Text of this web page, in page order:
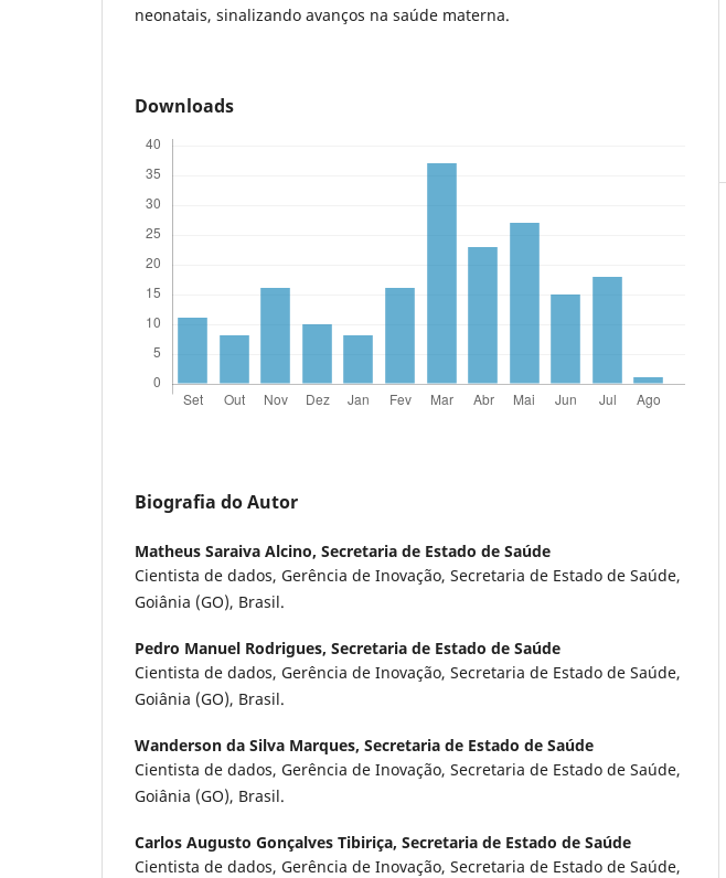
neonatais, sinalizando avanços na saúde materna.
Downloads
Biografia do Autor
Matheus Saraiva Alcino, Secretaria de Estado de Saúde
Cientista de dados, Gerência de Inovação, Secretaria de Estado de Saúde,
Goiânia (GO), Brasil.
Pedro Manuel Rodrigues, Secretaria de Estado de Saúde
Cientista de dados, Gerência de Inovação, Secretaria de Estado de Saúde,
Goiânia (GO), Brasil.
Wanderson da Silva Marques, Secretaria de Estado de Saúde
Cientista de dados, Gerência de Inovação, Secretaria de Estado de Saúde,
Goiânia (GO), Brasil.
Carlos Augusto Gonçalves Tibiriça, Secretaria de Estado de Saúde
Cientista de dados, Gerência de Inovação, Secretaria de Estado de Saúde,